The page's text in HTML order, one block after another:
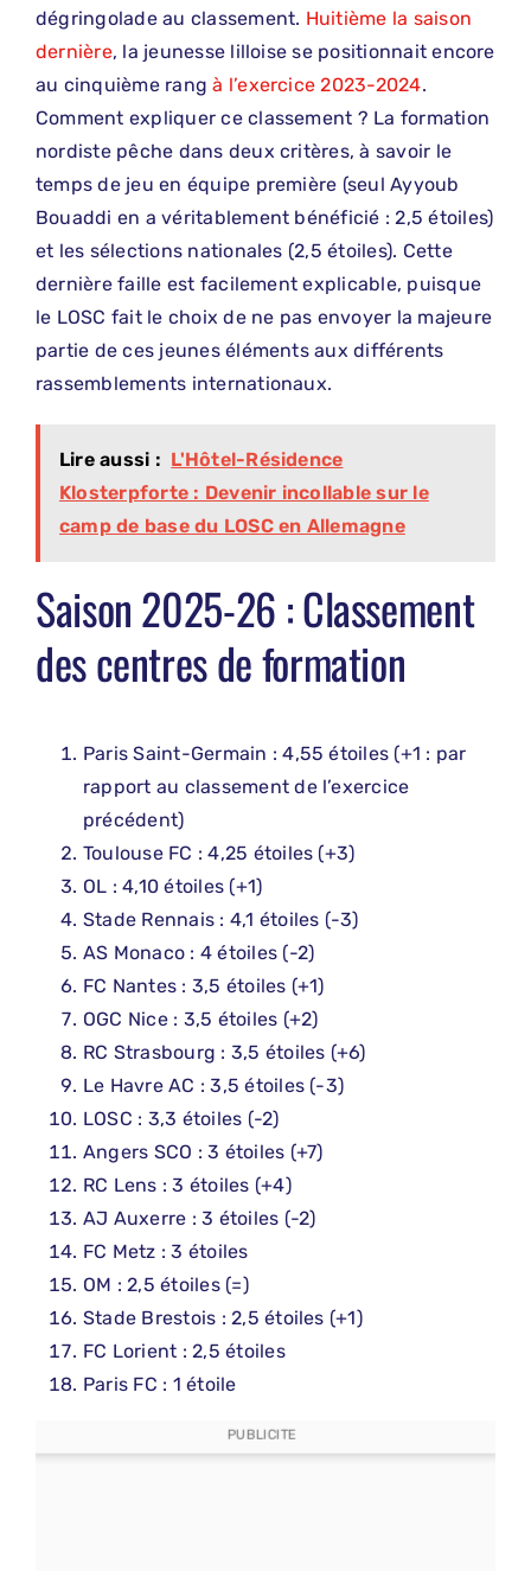
dégringolade au classement. Huitième la saison
dernière, la jeunesse lilloise se positionnait encore
au cinquième rangà l’exercice 2023-2024.
Comment expliquer ce classement ? La formation
nordiste pêche dans deux critères, à savoir le
temps de jeu en équipe première (seul Ayyoub
Bouaddi en a véritablement bénéficié : 2,5 étoiles)
et les sélections nationales (2,5 étoiles). Cette
dernière faille est facilement explicable, puisque
le LOSC fait le choix de ne pas envoyer la majeure
partie de ces jeunes éléments aux différents
rassemblements internationaux.
Lire aussi : L'Hôtel-Résidence
Klosterpforte : Devenir incollable sur le
camp de base du LOSC en Allemagne
Saison 2025-26 : Classement
des centres de formation
Paris Saint-Germain : 4,55 étoiles (+1 : par
rapport au classement de l’exercice
précédent)
Toulouse FC : 4,25 étoiles (+3)
OL : 4,10 étoiles (+1)
Stade Rennais : 4,1 étoiles (-3)
AS Monaco : 4 étoiles (-2)
FC Nantes : 3,5 étoiles (+1)
OGC Nice : 3,5 étoiles (+2)
RC Strasbourg : 3,5 étoiles (+6)
Le Havre AC : 3,5 étoiles (-3)
LOSC : 3,3 étoiles (-2)
Angers SCO : 3 étoiles (+7)
RC Lens : 3 étoiles (+4)
AJ Auxerre : 3 étoiles (-2)
FC Metz : 3 étoiles
OM : 2,5 étoiles (=)
Stade Brestois : 2,5 étoiles (+1)
FC Lorient : 2,5 étoiles
Paris FC : 1 étoile
PUBLICITE